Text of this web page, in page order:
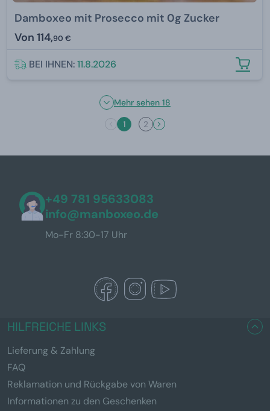
Damboxeo mit Prosecco mit 0g Zucker
Von 114,90 €
BEI IHNEN:11.8.2026
Mehr sehen 18
1
2
+49 781 95633083
info@manboxeo.de
Mo-Fr 8:30-17 Uhr
HILFREICHE LINKS
Lieferung & Zahlung
FAQ
Reklamation und Rückgabe von Waren
Informationen zu den Geschenken